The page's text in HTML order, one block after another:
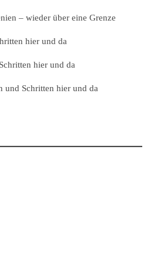
– wieder über eine Grenze
hier und da
hier und da
und Schritten hier und da